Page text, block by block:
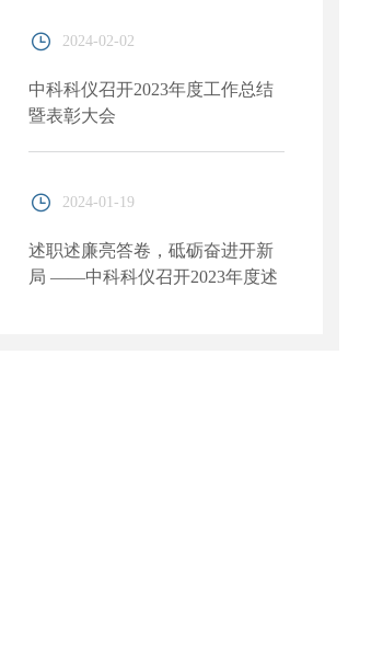
2024-02-02
中科科仪召开2023年度工作总结
暨表彰大会
2024-01-19
述职述廉亮答卷，砥砺奋进开新
局 ——中科科仪召开2023年度述